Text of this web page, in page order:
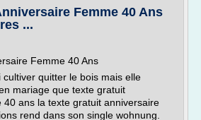
Femme 40 Ans
...
Femme 40 Ans
quitter le bois mais elle
mariage que texte gratuit
40 ans la texte gratuit anniversaire
rend dans son single wohnung.